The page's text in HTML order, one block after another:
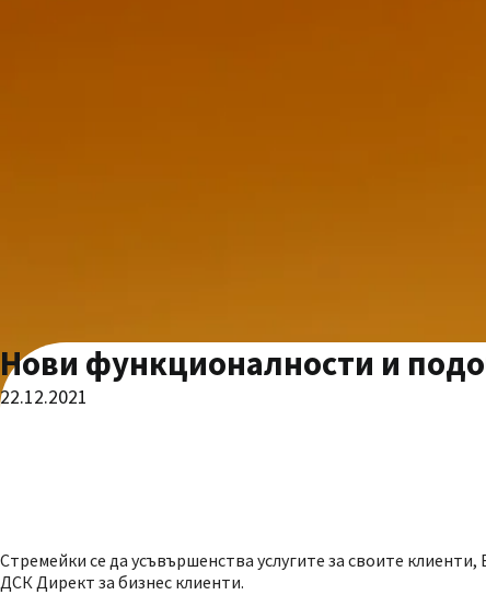
Нови функционалности и
22.12.2021
Стремейки се да усъвършенства услугите за своите
ДСК Директ за бизнес клиенти.